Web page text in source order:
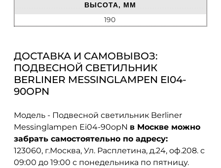
ВЫСОТА, ММ
190
ДОСТАВКА И САМОВЫВОЗ:
ПОДВЕСНОЙ СВЕТИЛЬНИК
BERLINER MESSINGLAMPEN EI04-
90OPN
Модель - Подвесной светильник Berliner
Messinglampen Ei04-90opN в Москве можно
забрать самостоятельно по адресу:
123060, г.Москва, Ул. Расплетина, д.24, оф.208. с
09:00 до 19:00 с понедельника по пятницу.